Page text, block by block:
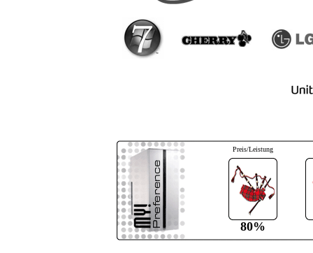
Preis/Leistung
80%